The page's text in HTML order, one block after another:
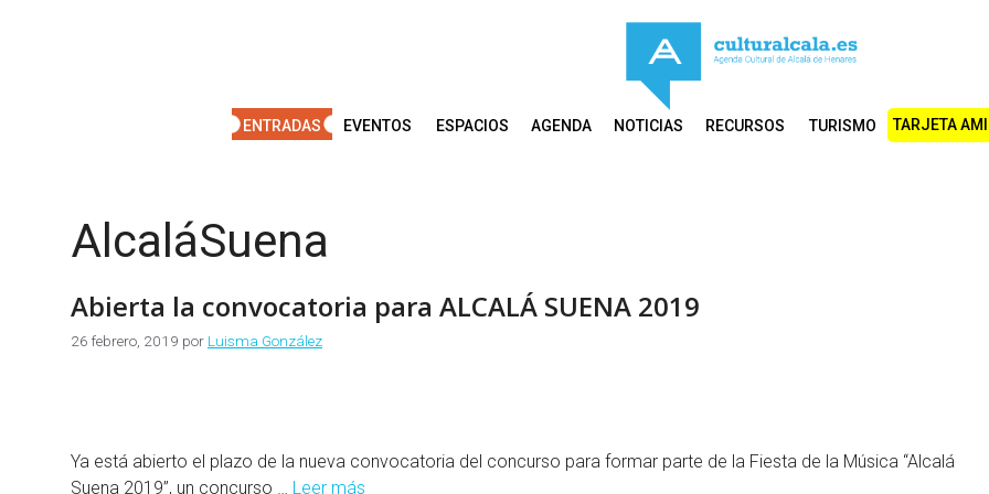
ENTRADAS EVENTOS ESPACIOS AGENDA NOTICIAS RECURSOS TURISMO TARJETA
AlcaláSuena
Abierta la convocatoria para ALCALÁ SUENA 2019
26 febrero, 2019 por Luisma González
Ya está abierto el plazo de la nueva convocatoria del concurso para formar parte de la Fiesta de la Música “Alcalá
Suena 2019”, un concurso … Leer más